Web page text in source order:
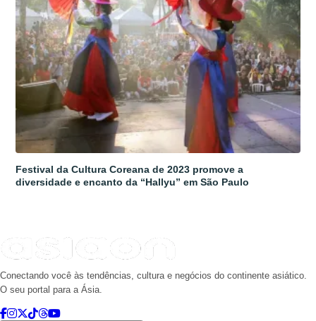
Festival da Cultura Coreana de 2023 promove a
diversidade e encanto da “Hallyu” em São Paulo
Conectando você às tendências, cultura e negócios do continente asiático.
O seu portal para a Ásia.